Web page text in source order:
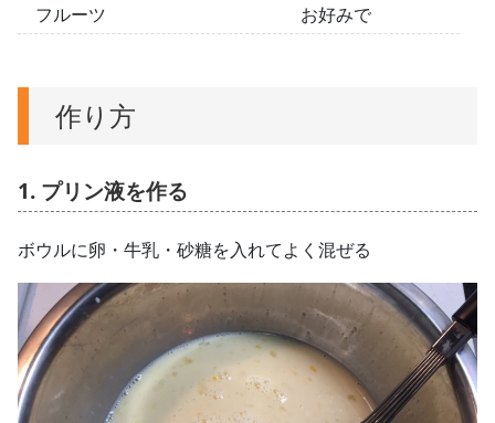
フルーツ
お好みで
作り方
1. プリン液を作る
ボウルに卵・牛乳・砂糖を入れてよく混ぜる